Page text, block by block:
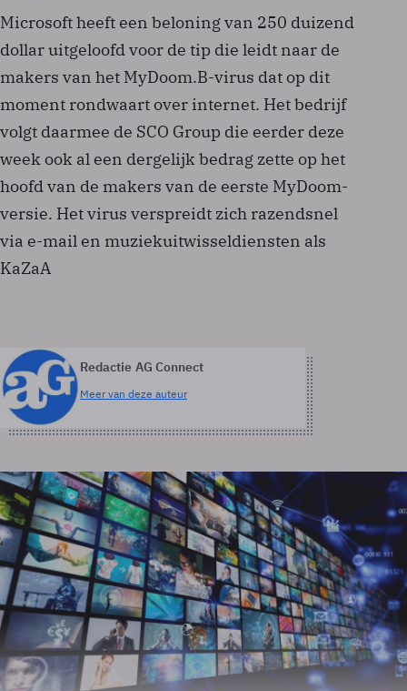
Microsoft heeft een beloning van 250 duizend
dollar uitgeloofd voor de tip die leidt naar de
makers van het MyDoom.B-virus dat op dit
moment rondwaart over internet. Het bedrijf
volgt daarmee de SCO Group die eerder deze
week ook al een dergelijk bedrag zette op het
hoofd van de makers van de eerste MyDoom-
versie. Het virus verspreidt zich razendsnel
via e-mail en muziekuitwisseldiensten als
KaZaA
Redactie AG Connect
Meer van deze auteur